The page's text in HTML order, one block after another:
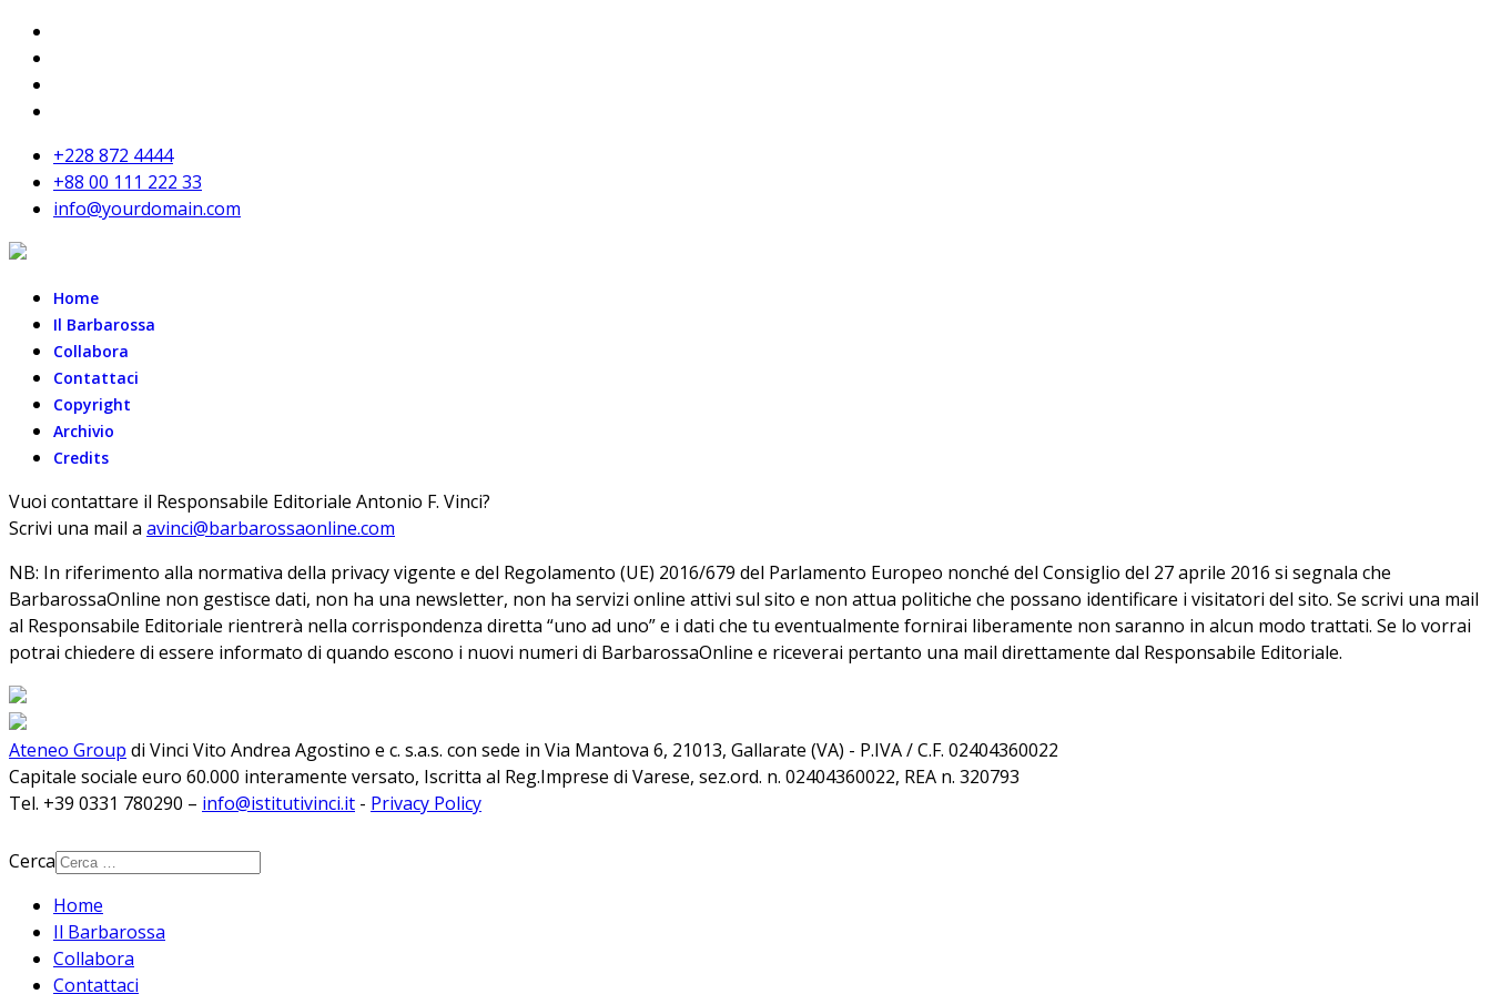
+228 872 4444
+88 00 111 222 33
info@yourdomain.com
Home
Il Barbarossa
Collabora
Contattaci
Copyright
Archivio
Credits
Vuoi contattare il Responsabile Editoriale Antonio F. Vinci?
Scrivi una mail a avinci@barbarossaonline.com
NB: In riferimento alla normativa della privacy vigente e del Regolamento (UE) 2016/679 del Parlamento Europeo nonché del Consiglio del 27 aprile 2016 si segnala che
BarbarossaOnline non gestisce dati, non ha una newsletter, non ha servizi online attivi sul sito e non attua politiche che possano identificare i visitatori del sito. Se scrivi una mail
al Responsabile Editoriale rientrerà nella corrispondenza diretta “uno ad uno” e i dati che tu eventualmente fornirai liberamente non saranno in alcun modo trattati. Se lo vorrai
potrai chiedere di essere informato di quando escono i nuovi numeri di BarbarossaOnline e riceverai pertanto una mail direttamente dal Responsabile Editoriale.
Ateneo Group di Vinci Vito Andrea Agostino e c. s.a.s. con sede in Via Mantova 6, 21013, Gallarate (VA) - P.IVA / C.F. 02404360022
Capitale sociale euro 60.000 interamente versato, Iscritta al Reg.Imprese di Varese, sez.ord. n. 02404360022, REA n. 320793
Tel. +39 0331 780290 – info@istitutivinci.it - Privacy Policy
Cerca
Home
Il Barbarossa
Collabora
Contattaci